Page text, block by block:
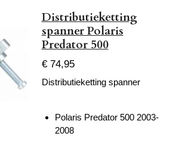
Distributieketting
spanner Polaris
Predator 500
€ 74,95
Distributieketting spanner
Polaris Predator 500 2003-
2008